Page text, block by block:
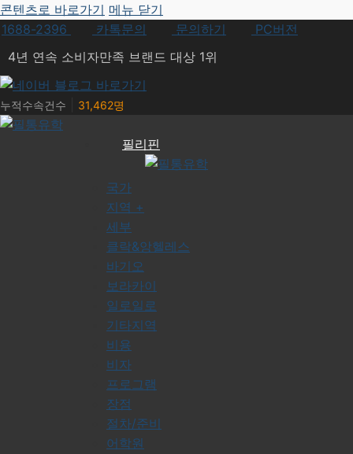
콘텐츠로 바로가기 메뉴 닫기
1688-2396
카톡문의 문의하기
PC버전
4년 연속 소비자만족 브랜드 대상 1위
누적수속건수 31,462명
필리핀
국가
지역 +
세부
클락&앙헬레스
바기오
보라카이
일로일로
기타지역
비용
비자
프로그램
장점
절차/준비
어학원